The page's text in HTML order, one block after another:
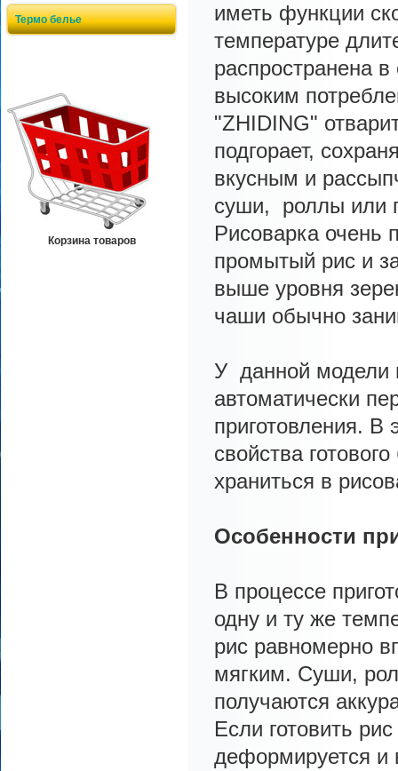
Термо белье
Корзина товаров
иметь функции
температуре
распространена
высоким
"ZHIDING"
подгорает,
вкусным и
суши, роллы или
Рисоварка очень
промытый рис и
выше уровня
чаши обычно
У данной модели
автоматически
приготовления. В
свойства
храниться в
Особенности
В процессе
одну и ту же
рис равномерно
мягким. Суши,
получаются
Если готовить
деформируется и